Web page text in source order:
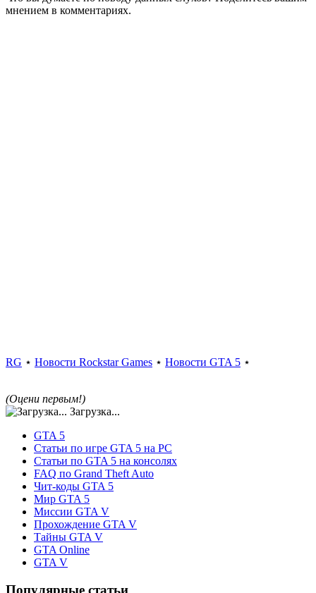
мнением в комментариях.
RG ⋆ Новости Rockstar Games ⋆ Новости GTA 5 ⋆
(Оцени первым!)
Загрузка...
GTA 5
Статьи по игре GTA 5 на PC
Статьи по GTA 5 на консолях
FAQ по Grand Theft Auto
Чит-коды GTA 5
Мир GTA 5
Миссии GTA V
Прохождение GTA V
Тайны GTA V
GTA Online
GTA V
Популярные статьи